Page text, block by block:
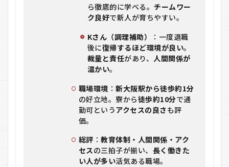
ら徹底的に学べる。 チームワー
ク良好で新人が育ちやすい。
Kさん（調理補助）
：一度退職
後に復帰するほど環境が良い。
裁量と責任があり、 人間関係が
温かい。
職場環境 ：新大阪駅から徒歩約1分
の好立地。寮から徒歩約10分で通
勤可というアクセスの良さ も評
価。
総評 ：教育体制・人間関係・アク
セスの三拍子が揃い、 長く働きた
い人が多い活気ある職場。